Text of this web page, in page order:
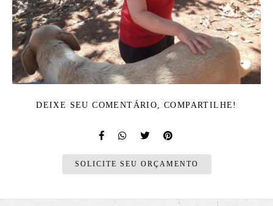
DEIXE SEU COMENTÁRIO, COMPARTILHE!
SOLICITE SEU ORÇAMENTO